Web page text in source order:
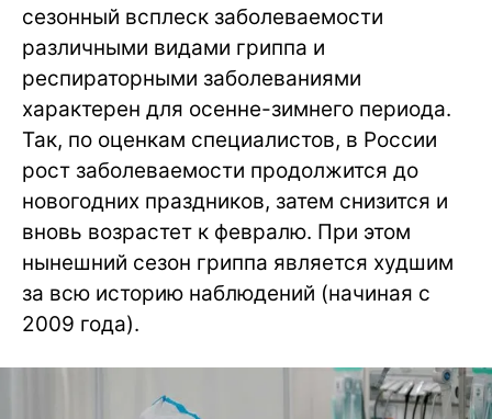
сезонный всплеск заболеваемости
различными видами гриппа и
респираторными заболеваниями
характерен для осенне-зимнего периода.
Так, по оценкам специалистов, в России
рост заболеваемости продолжится до
новогодних праздников, затем снизится и
вновь возрастет к февралю. При этом
нынешний сезон гриппа является худшим
за всю историю наблюдений (начиная с
2009 года).